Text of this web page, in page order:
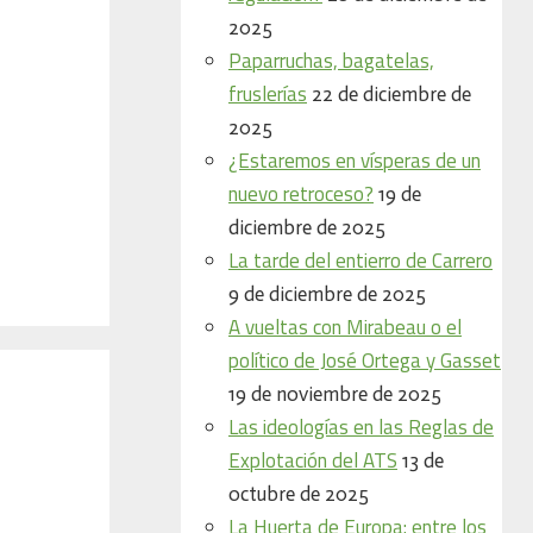
2025
Paparruchas, bagatelas,
fruslerías 22 de diciembre de
2025
¿Estaremos en vísperas de un
nuevo retroceso? 19 de
diciembre de 2025
La tarde del entierro de Carrero
9 de diciembre de 2025
A vueltas con Mirabeau o el
político de José Ortega y Gasset
19 de noviembre de 2025
Las ideologías en las Reglas de
Explotación del ATS 13 de
octubre de 2025